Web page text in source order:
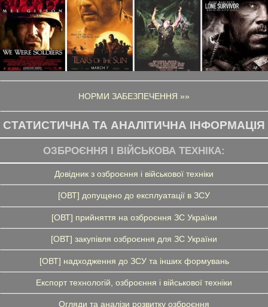
НОРМИ ЗАБЕЗПЕЧЕННЯ »»
СТАТИСТИЧНА ТА АНАЛІТИЧНА ІНФОРМАЦІЯ
ОЗБРОЄННЯ І ВІЙСЬКОВА ТЕХНІКА:
Довідник з озброєння і військової техніки
[ОВТ] допущено до експлуатації в ЗСУ
[ОВТ] прийняття на озброєння ЗС України
[ОВТ] закупівля озброєння для ЗС України
[ОВТ] надходження до ЗСУ та інших формувань
Експорт технологій, озброєння і військової техніки
Огляди та аналізи розвитку озброєння